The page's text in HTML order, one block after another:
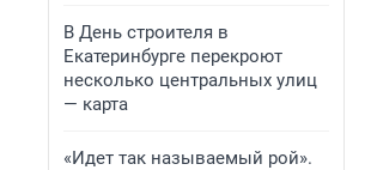
В День строителя в
Екатеринбурге перекроют
несколько центральных улиц
— карта
«Идет так называемый рой».